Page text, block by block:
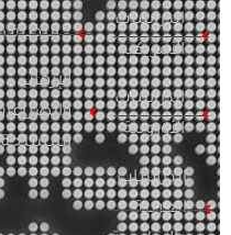
الدراسات
الأمريكية
الدراسات
الأوروبية
الدراسات
العربية
التطرف
الإرهاب
والصراعات
المسلحة